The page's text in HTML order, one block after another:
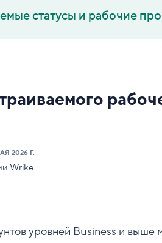
статусы и рабочие
2026 Г.
Wrike
уровней Business и выше